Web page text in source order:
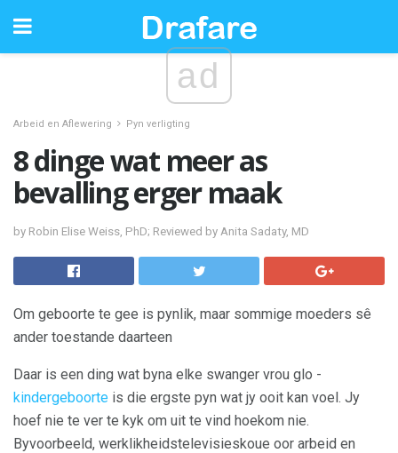
ad
Arbeid en Aflewering Pyn verligting
8 dinge wat meer as
bevalling erger maak
by Robin Elise Weiss, PhD; Reviewed by Anita Sadaty, MD
Om geboorte te gee is pynlik, maar sommige moeders sê
ander toestande daarteen
Daar is een ding wat byna elke swanger vrou glo -
kindergeboorte is die ergste pyn wat jy ooit kan voel. Jy
hoef nie te ver te kyk om uit te vind hoekom nie.
Byvoorbeeld, werklikheidstelevisieskoue oor arbeid en